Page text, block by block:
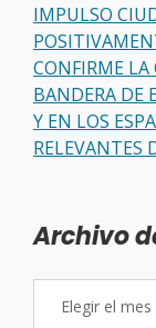
IMPULSO
CONFIRME
BANDERA DE
Y EN LOS
RELEVANTES
Archivo